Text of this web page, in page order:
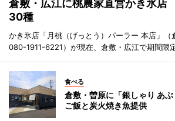
倉敷・広江に桃農家直営かき氷
30種
かき氷店「月桃（げっとう）パーラー 本店」（
080-1911-6221）が現在、倉敷・広江で期間限
食べる
倉敷・曽原に「銀しゃり あ
ご飯と炭火焼き魚提供